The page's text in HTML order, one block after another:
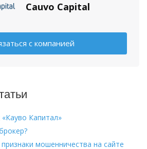
Cauvo Capital
с компанией
Капитал»
мошенничества на сайте